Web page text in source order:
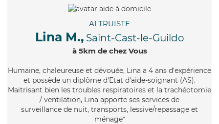
ALTRUISTE
Lina M., Saint-Cast-le-Guildo
à 5km de chez Vous
Humaine, chaleureuse et dévouée, Lina a 4 ans d'expérience
et possède un diplôme d'Etat d'aide-soignant (AS).
Maitrisant bien les troubles respiratoires et la trachéotomie
/ ventilation, Lina apporte ses services de
surveillance de nuit, transports, lessive/repassage et
ménage*